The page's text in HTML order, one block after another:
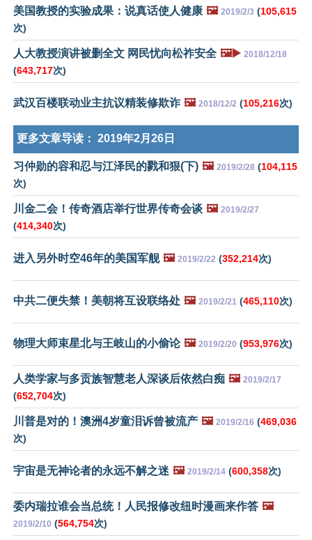
美国教授的实验成果：说真话使人健康 🖼️ 2019/2/3 (105,615
次)
人大教授演讲被删全文 网民忧向松祚安全 🖼️▶️ 2018/12/18
(643,717次)
武汉百楼联动业主抗议精装修欺诈 🖼️ 2018/12/2 (105,216次)
更多文章导读： 2019年2月26日
习仲勋的容和忍与江泽民的戮和狠(下) 🖼️ 2019/2/28 (104,115
次)
川金二会！传奇酒店举行世界传奇会谈 🖼️ 2019/2/27
(414,340次)
进入另外时空46年的美国军舰 🖼️ 2019/2/22 (352,214次)
中共二便失禁！美朝将互设联络处 🖼️ 2019/2/21 (465,110次)
物理大师束星北与王岐山的小偷论 🖼️ 2019/2/20 (953,976次)
人类学家与多贡族智慧老人深谈后依然白痴 🖼️ 2019/2/17
(652,704次)
川普是对的！澳洲4岁童泪诉曾被流产 🖼️ 2019/2/16 (469,036
次)
宇宙是无神论者的永远不解之迷 🖼️ 2019/2/14 (600,358次)
委内瑞拉谁会当总统！人民报修改纽时漫画来作答 🖼️
2019/2/10 (564,754次)